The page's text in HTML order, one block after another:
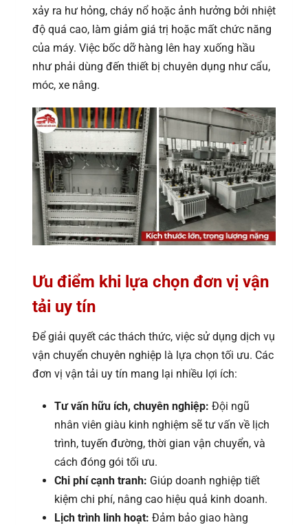
xảy ra hư hỏng, cháy nổ hoặc ảnh hưởng bởi nhiệt
độ quá cao, làm giảm giá trị hoặc mất chức năng
của máy. Việc bốc dỡ hàng lên hay xuống hầu
như phải dùng đến thiết bị chuyên dụng như cẩu,
móc, xe nâng.
Ưu điểm khi lựa chọn đơn vị vận
tải uy tín
Để giải quyết các thách thức, việc sử dụng dịch vụ
vận chuyển chuyên nghiệp là lựa chọn tối ưu. Các
đơn vị vận tải uy tín mang lại nhiều lợi ích:
Tư vấn hữu ích, chuyên nghiệp: Đội ngũ
nhân viên giàu kinh nghiệm sẽ tư vấn về lịch
trình, tuyến đường, thời gian vận chuyển, và
cách đóng gói tối ưu.
Chi phí cạnh tranh: Giúp doanh nghiệp tiết
kiệm chi phí, nâng cao hiệu quả kinh doanh.
Lịch trình linh hoạt: Đảm bảo giao hàng